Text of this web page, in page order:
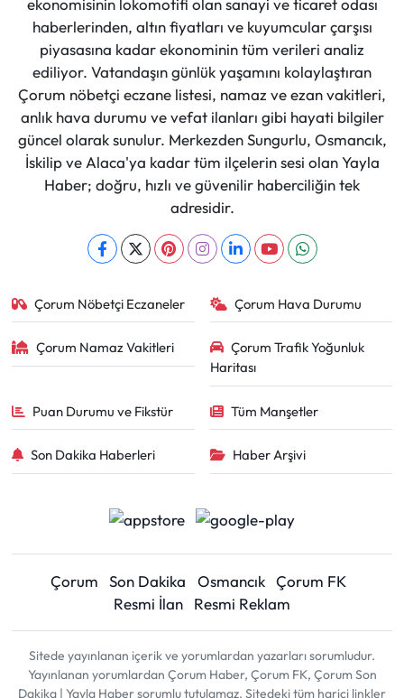
haberlerinden, altın fiyatları ve kuyumcular çarşısı
piyasasına kadar ekonominin tüm verileri analiz
ediliyor. Vatandaşın günlük yaşamını kolaylaştıran
Çorum nöbetçi eczane listesi, namaz ve ezan vakitleri,
anlık hava durumu ve vefat ilanları gibi hayati bilgiler
güncel olarak sunulur. Merkezden Sungurlu, Osmancık,
İskilip ve Alaca'ya kadar tüm ilçelerin sesi olan Yayla
Haber; doğru, hızlı ve güvenilir haberciliğin tek
adresidir.
Çorum Nöbetçi Eczaneler Çorum Hava Durumu
Çorum Namaz Vakitleri
Çorum Trafik Yoğunluk
Haritası
Puan Durumu ve Fikstür Tüm Manşetler
Son Dakika Haberleri Haber Arşivi
Çorum Son Dakika Osmancık Çorum FK
Resmi İlan
Resmi Reklam
Sitede yayınlanan içerik ve yorumlardan yazarları sorumludur.
Yayınlanan yorumlardan Çorum Haber, Çorum FK, Çorum Son
Dakika | Yayla Haber sorumlu tutulamaz. Sitedeki tüm harici linkler